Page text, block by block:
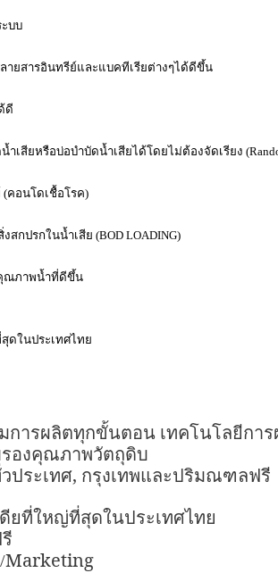
บบ
ายสารอินทรีย์และแบคทีเรียต่างๆได้ดีขึ้น
ดี
ำเสียหรือบ่อบำบัดน้ำเสียได้โดยไม่ต้องจัดเรียง (
(คอนโดเชื้อโรค)
สกปรกในน้ำเสีย (BOD LOADING)
ณภาพน้ำที่ดีขึ้น
ดในประเทศไทย
ารผลิตทุกขั้นตอน เทคโนโลยีกา
รองคุณภาพวัตถุดิบ
ประเทศ, กรุงเทพและปริมณฑลฟรี
ยที่ใหญ่ที่สุดในประเทศไทย
Marketing